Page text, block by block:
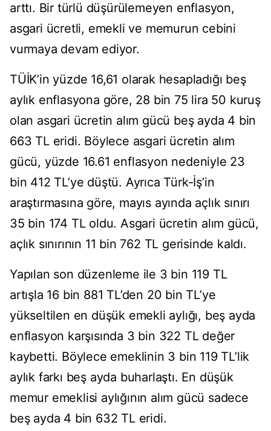
arttı. Bir türlü düşürülemeyen enflasyon,
asgari ücretli, emekli ve memurun cebini
vurmaya devam ediyor.
TÜİK’in yüzde 16,61 olarak hesapladığı beş
aylık enflasyona göre, 28 bin 75 lira 50 kuruş
olan asgari ücretin alım gücü beş ayda 4 bin
663 TL eridi. Böylece asgari ücretin alım
gücü, yüzde 16.61 enflasyon nedeniyle 23
bin 412 TL’ye düştü. Ayrıca Türk-İş’in
araştırmasına göre, mayıs ayında açlık sınırı
35 bin 174 TL oldu. Asgari ücretin alım gücü,
açlık sınırının 11 bin 762 TL gerisinde kaldı.
Yapılan son düzenleme ile 3 bin 119 TL
artışla 16 bin 881 TL’den 20 bin TL’ye
yükseltilen en düşük emekli aylığı, beş ayda
enflasyon karşısında 3 bin 322 TL değer
kaybetti. Böylece emeklinin 3 bin 119 TL’lik
aylık farkı beş ayda buharlaştı. En düşük
memur emeklisi aylığının alım gücü sadece
beş ayda 4 bin 632 TL eridi.